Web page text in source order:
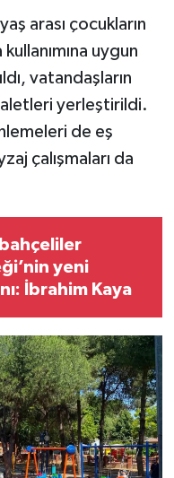
arası çocukların
uygun
vatandaşların
yerleştirildi.
de eş
çalışmaları da
yeni
İbrahim Kaya